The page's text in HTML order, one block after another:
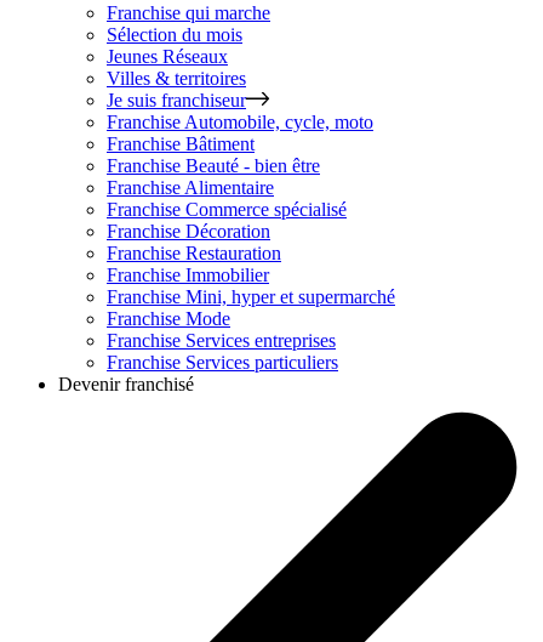
Franchise qui marche
Sélection du mois
Jeunes Réseaux
Villes & territoires
Je suis franchiseur
Franchise Automobile, cycle, moto
Franchise Bâtiment
Franchise Beauté - bien être
Franchise Alimentaire
Franchise Commerce spécialisé
Franchise Décoration
Franchise Restauration
Franchise Immobilier
Franchise Mini, hyper et supermarché
Franchise Mode
Franchise Services entreprises
Franchise Services particuliers
Devenir franchisé